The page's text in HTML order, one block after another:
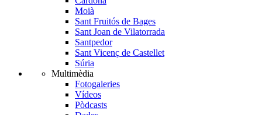
Moià
Sant Fruitós de Bages
Sant Joan de Vilatorrada
Santpedor
Sant Vicenç de Castellet
Súria
Multimèdia
Fotogaleries
Vídeos
Pòdcasts